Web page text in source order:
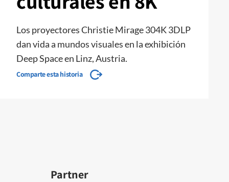
Los proyectores Christie Mirage 304K 3DLP
dan vida a mundos visuales en la exhibición
Deep Space en Linz, Austria.
Comparte esta historia
Partner